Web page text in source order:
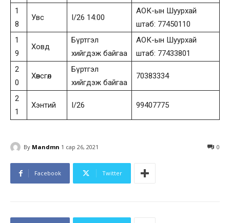
1
8
Увс I/26 14:00
АОК-ын Шуурхай
штаб: 77450110
1
9
Ховд
Бүртгэл
хийгдэж байгаа
АОК-ын Шуурхай
штаб: 77433801
2
0
Хөвсгөл
Бүртгэл
хийгдэж байгаа
70383334
2
1
Хэнтий I/26 99407775
By Mandmn 1 сар 26, 2021 0
Facebook Twitter